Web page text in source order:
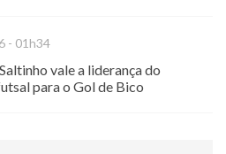
- 01h34
vale a liderança do
para o Gol de Bico